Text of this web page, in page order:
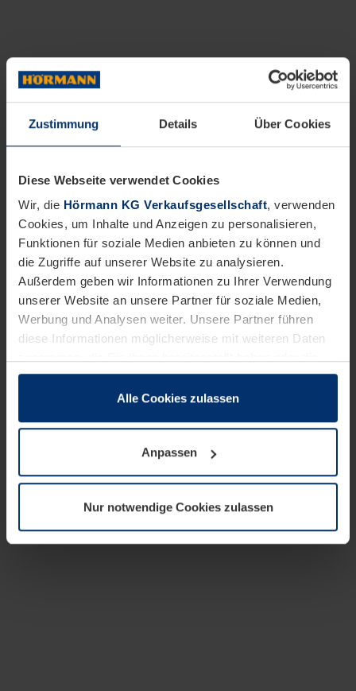
Zustimmung Details Über Cookies
Diese Webseite verwendet Cookies
Wir, die Hörmann KG Verkaufsgesellschaft, verwenden
Cookies, um Inhalte und Anzeigen zu personalisieren,
Funktionen für soziale Medien anbieten zu können und
die Zugriffe auf unserer Website zu analysieren.
Außerdem geben wir Informationen zu Ihrer Verwendung
unserer Website an unsere Partner für soziale Medien,
Werbung und Analysen weiter. Unsere Partner führen
diese Informationen möglicherweise mit weiteren Daten
sie im Rahmen Ihrer Nutzung der Dienste gesammelt
wenn diese für den Betrieb dieser Seite unbedingt
notwendig sind. Für alle anderen Cookie-Typen benötigen
wir Ihre Erlaubnis. Ihre Einwilligung können Sie jederzeit
Datenschutzerklärungunserer Website ändern oder
widerrufen.
Alle Cookies zulassen
Anpassen
Nur notwendige Cookies zulassen